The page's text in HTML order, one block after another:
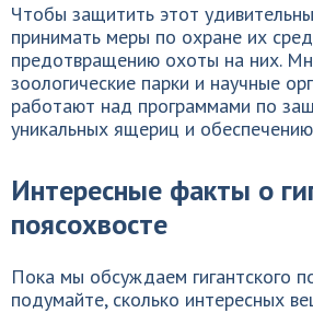
Чтобы защитить этот
принимать меры по охране их
предотвращению охоты на них.
зоологические парки и научные
работают над программами по
уникальных ящериц и
Интересные факты о
поясохвосте
Пока мы обсуждаем гигантского
подумайте, сколько интересных